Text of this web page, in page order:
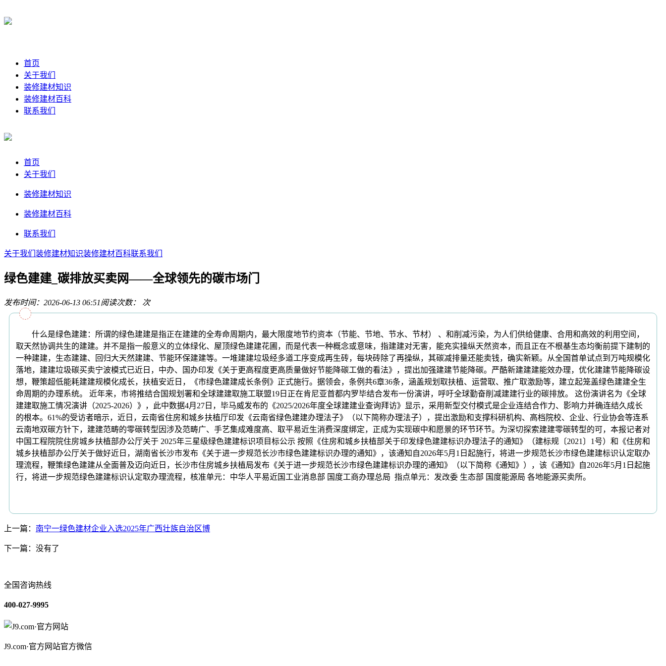
首页
关于我们
装修建材知识
装修建材百科
联系我们
首页
关于我们
装修建材知识
装修建材百科
联系我们
关于我们 装修建材知识装修建材百科联系我们
绿色建建_碳排放买卖网——全球领先的碳市场门
发布时间：2026-06-13 06:51阅读次数： 次
什么是绿色建建：所谓的绿色建建是指正在建建的全寿命周期内，最大限度地节约资本（节能、节地、节水、节材） 、和削减污染，为人们供给健康、合用和高效的利用空间，
取天然协调共生的建建。并不是指一般意义的立体绿化、屋顶绿色建建花圃，而是代表一种概念或意味，指建建对无害，能充实操纵天然资本，而且正在不根基生态均衡前提下建制的
一种建建，生态建建、回归大天然建建、节能环保建建等。一堆建建垃圾经多道工序变成再生砖，每块砖除了再操纵，其碳减排量还能卖钱，确实新颖。从全国首单试点到万吨规模化
落地，建建垃圾碳买卖宁波模式已近日，中办、国办印发《关于更高程度更高质量做好节能降碳工做的看法》，提出加强建建节能降碳。严酷新建建建能效办理，优化建建节能降碳设
想，鞭策超低能耗建建规模化成长，扶植安近日，《市绿色建建成长条例》正式施行。据领会，条例共6章36条，涵盖规划取扶植、运营取、推广取激励等，建立起笼盖绿色建建全生
命周期的办理系统。 近年来，市将推结合国规划署和全球建建取施工联盟19日正在肯尼亚首都内罗毕结合发布一份演讲，呼吁全球勤奋削减建建行业的碳排放。 这份演讲名为《全球
建建取施工情况演讲（2025-2026）》，此中数据4月27日，毕马威发布的《2025/2026年度全球建建业查询拜访》显示，采用新型交付模式是企业连结合作力、影响力并确连结久成长
的根本。61%的受访者暗示，近日，云南省住房和城乡扶植厅印发《云南省绿色建建办理法子》（以下简称办理法子），提出激励和支撑科研机构、高档院校、企业、行业协会等连系
云南地双碳方针下，建建范畴的零碳转型因涉及范畴广、手艺集成难度高、取平易近生消费深度绑定，正成为实现碳中和愿景的环节环节。为深切探索建建零碳转型的可，本报记者对
中国工程院院住房城乡扶植部办公厅关于 2025年三星级绿色建建标识项目标公示 按照《住房和城乡扶植部关于印发绿色建建标识办理法子的通知》（建标规〔2021〕1号）和《住房和
城乡扶植部办公厅关于做好近日，湖南省长沙市发布《关于进一步规范长沙市绿色建建标识办理的通知》，该通知自2026年5月1日起施行，将进一步规范长沙市绿色建建标识认定取办
理流程，鞭策绿色建建从全面普及迈向近日，长沙市住房城乡扶植局发布《关于进一步规范长沙市绿色建建标识办理的通知》（以下简称《通知》），该《通知》自2026年5月1日起施
行，将进一步规范绿色建建标识认定取办理流程，核准单元：中华人平易近国工业消息部 国度工商办理总局 指点单元：发改委 生态部 国度能源局 各地能源买卖所。
上一篇： 南宁一绿色建材企业入选2025年广西壮族自治区博
下一篇：没有了
全国咨询热线
400-027-9995
J9.com·官方网站官方微信